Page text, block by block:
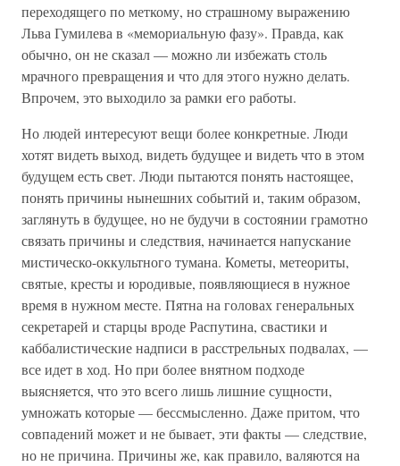
переходящего по меткому, но страшному выражению
Льва Гумилева в «мемориальную фазу». Правда, как
обычно, он не сказал — можно ли избежать столь
мрачного превращения и что для этого нужно делать.
Впрочем, это выходило за рамки его работы.
Но людей интересуют вещи более конкретные. Люди
хотят видеть выход, видеть будущее и видеть что в этом
будущем есть свет. Люди пытаются понять настоящее,
понять причины нынешних событий и, таким образом,
заглянуть в будущее, но не будучи в состоянии грамотно
связать причины и следствия, начинается напускание
мистическо-оккультного тумана. Кометы, метеориты,
святые, кресты и юродивые, появляющиеся в нужное
время в нужном месте. Пятна на головах генеральных
секретарей и старцы вроде Распутина, свастики и
каббалистические надписи в расстрельных подвалах, —
все идет в ход. Но при более внятном подходе
выясняется, что это всего лишь лишние сущности,
умножать которые — бессмысленно. Даже притом, что
совпадений может и не бывает, эти факты — следствие,
но не причина. Причины же, как правило, валяются на